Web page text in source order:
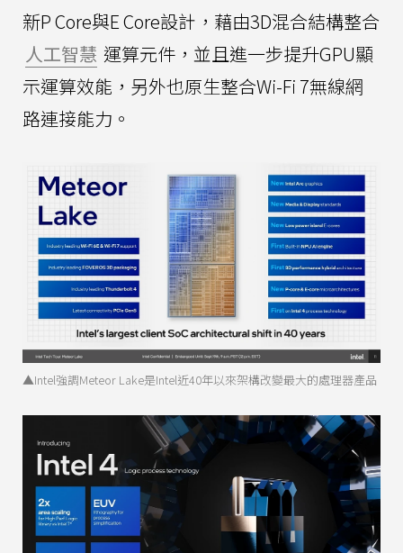
新P Core與E Core設計，藉由3D混合結構整合
人工智慧 運算元件，並且進一步提升GPU顯
示運算效能，另外也原生整合Wi-Fi 7無線網
路連接能力。
▲Intel強調Meteor Lake是Intel近40年以來架構改變最大的處理器產品